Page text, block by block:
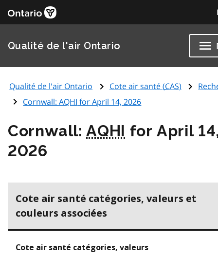
Qualité de l'air Ontario
Qualité de l'air Ontario Cote air santé (CAS)
Cornwall:AQHI for April 14, 2026
Cornwall:AQHI for April
2026
Cote air santé catégories, valeurs et
couleurs associées
Cote air santé catégories, valeurs